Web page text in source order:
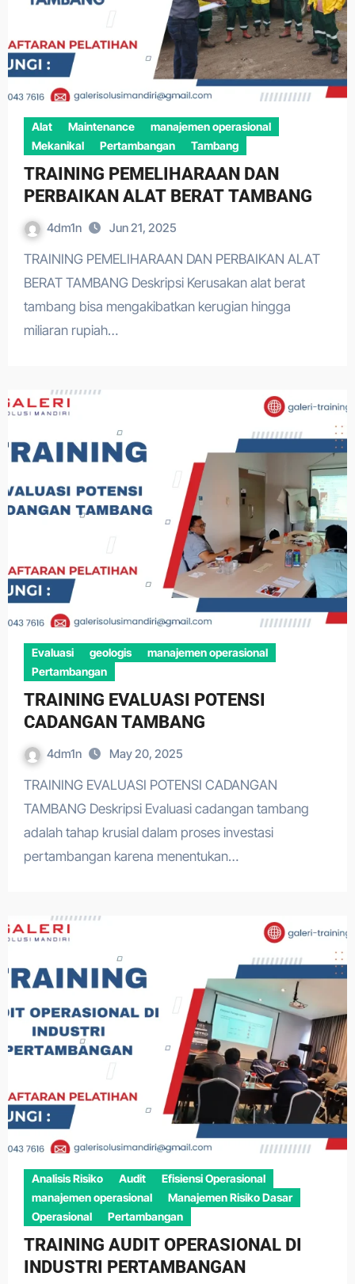
Alat Maintenance
manajemen operasional
Mekanikal
Pertambangan Tambang
TRAINING PEMELIHARAAN DAN
PERBAIKAN ALAT BERAT TAMBANG
4dm1n Jun 21, 2025
TRAINING PEMELIHARAAN DAN PERBAIKAN ALAT
BERAT TAMBANG Deskripsi Kerusakan alat berat
tambang bisa mengakibatkan kerugian hingga
miliaran rupiah…
Evaluasi geologis
manajemen operasional
Pertambangan
TRAINING EVALUASI POTENSI
CADANGAN TAMBANG
4dm1n May 20, 2025
TRAINING EVALUASI POTENSI CADANGAN
TAMBANG Deskripsi Evaluasi cadangan tambang
adalah tahap krusial dalam proses investasi
pertambangan karena menentukan…
Analisis Risiko Audit
Efisiensi Operasional
manajemen operasional
Manajemen Risiko Dasar
Operasional
Pertambangan
TRAINING AUDIT OPERASIONAL DI
INDUSTRI PERTAMBANGAN